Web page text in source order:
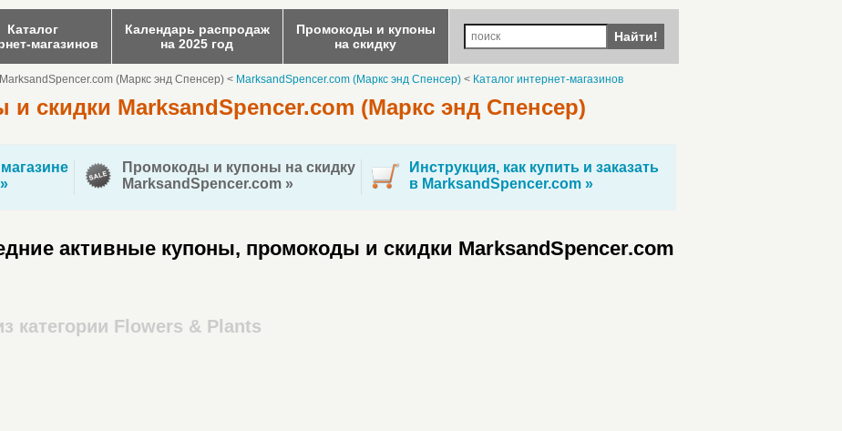
Каталог
магазинов
Календарь распродаж
на 2025 год
Промокоды и купоны
на скидку
Найти!
(Маркс энд Спенсер) < MarksandSpencer.com (Маркс энд Спенсер) < Каталог интернет-магазинов
скидки MarksandSpencer.com (Маркс энд Спенсер)
Промокоды и купоны на скидку
MarksandSpencer.com »
Инструкция, как купить и заказать
в MarksandSpencer.com »
активные купоны, промокоды и скидки MarksandSpencer.com
категории Flowers & Plants